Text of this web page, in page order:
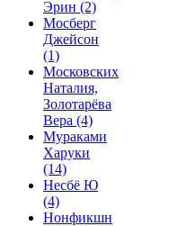
Эрин (2)
Мосберг
Джейсон
(1)
Московских
Наталия,
Золотарёва
Вера (4)
Мураками
Харуки
(14)
Несбё Ю
(4)
Нонфикшн